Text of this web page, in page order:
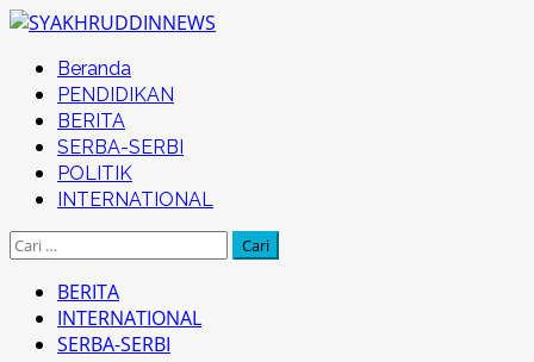
Skip
content
Primary
Menu
Beranda
PENDIDIKAN
BERITA
SERBA-SERBI
POLITIK
INTERNATIONAL
Cari
BERITA
INTERNATIONAL
SERBA-SERBI